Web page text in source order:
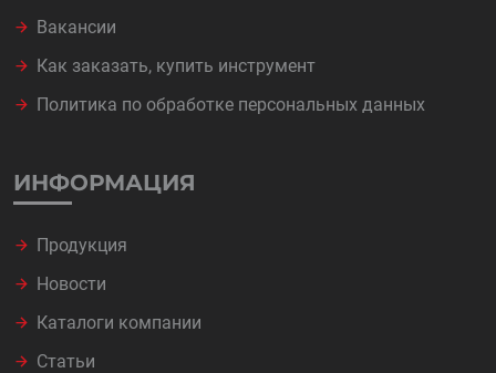
Вакансии
Как заказать, купить инструмент
Политика по обработке персональных данных
ИНФОРМАЦИЯ
Продукция
Новости
Каталоги компании
Статьи